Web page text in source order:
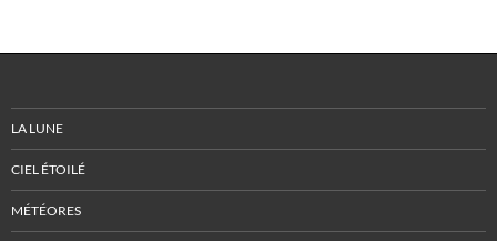
LA LUNE
CIEL ÉTOILÉ
MÉTÉORES